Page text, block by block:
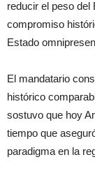
reducir el peso del
compromiso
Estado
El mandatario
histórico
sostuvo que hoy
tiempo que
paradigma en la